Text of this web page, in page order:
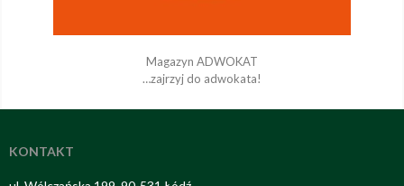
Magazyn ADWOKAT
…zajrzyj do adwokata!
KONTAKT